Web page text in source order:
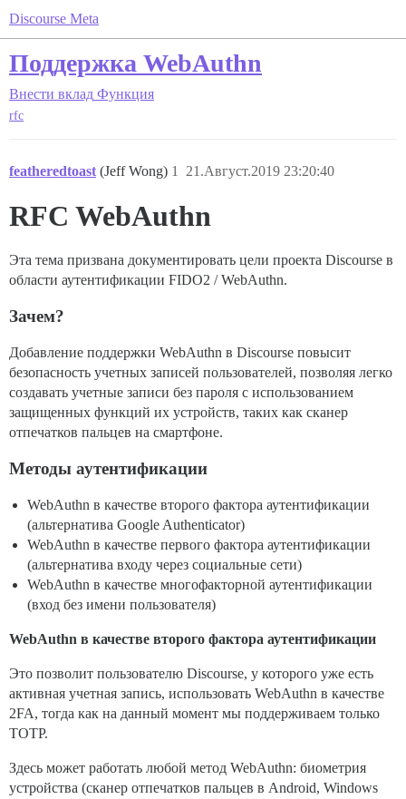
Discourse Meta
Поддержка WebAuthn
Внести вклад Функция
rfc
featheredtoast (Jeff Wong) 21.Август.2019 23:20:40
1
RFC WebAuthn
Эта тема призвана документировать цели проекта Discourse в
области аутентификации FIDO2 / WebAuthn.
Зачем?
Добавление поддержки WebAuthn в Discourse повысит
безопасность учетных записей пользователей, позволяя легко
создавать учетные записи без пароля с использованием
защищенных функций их устройств, таких как сканер
отпечатков пальцев на смартфоне.
Методы аутентификации
WebAuthn в качестве второго фактора аутентификации
(альтернатива Google Authenticator)
WebAuthn в качестве первого фактора аутентификации
(альтернатива входу через социальные сети)
WebAuthn в качестве многофакторной аутентификации
(вход без имени пользователя)
WebAuthn в качестве второго фактора аутентификации
Это позволит пользователю Discourse, у которого уже есть
активная учетная запись, использовать WebAuthn в качестве
2FA, тогда как на данный момент мы поддерживаем только
TOTP.
Здесь может работать любой метод WebAuthn: биометрия
устройства (сканер отпечатков пальцев в Android, Windows